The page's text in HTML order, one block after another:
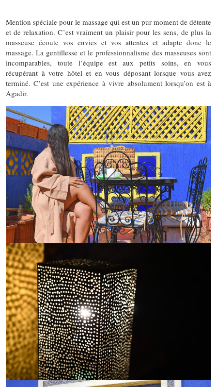
Mention spéciale pour le massage qui est un pur moment de détente
et de relaxation. C’est vraiment un plaisir pour les sens, de plus la
masseuse écoute vos envies et vos attentes et adapte donc le
massage. La gentillesse et le professionnalisme des masseuses sont
incomparables, toute l’équipe est aux petits soins, en vous
récupérant à votre hôtel et en vous déposant lorsque vous avez
terminé. C’est une expérience à vivre absolument lorsqu’on est à
Agadir.